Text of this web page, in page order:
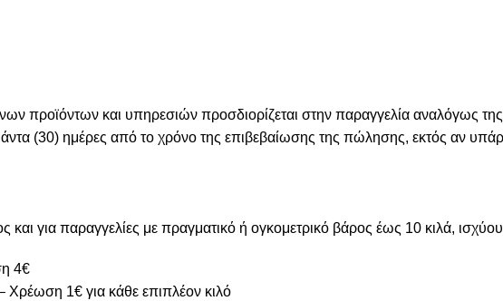
και υπηρεσιών προσδιορίζεται στην παραγγελία αναλόγως της
(30) ημέρες από το χρόνο της επιβεβαίωσης της πώλησης, εκτός αν
και για παραγγελίες με πραγματικό ή ογκομετρικό βάρος έως 10 κιλά,
4€
Χρέωση 1€ για κάθε επιπλέον κιλό